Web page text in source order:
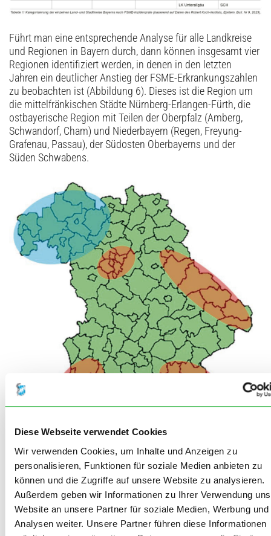
Diese Webseite verwendet Cookies
Wir verwenden Cookies, um Inhalte und Anzeigen zu
personalisieren, Funktionen für soziale Medien anbieten zu
können und die Zugriffe auf unsere Website zu analysieren.
Außerdem geben wir Informationen zu Ihrer Verwendung
Website an unsere Partner für soziale Medien, Werbung und
Analysen weiter. Unsere Partner führen diese Informationen
Führt man eine entsprechende Analyse für ­alle Landkreise
und Regionen in Bayern durch, dann können insgesamt vier
Regionen identifiziert werden, in denen in den letzten
Jahren ein deutlicher Anstieg der FSME-Erkrankungszahlen
zu beobachten ist (Abbildung 6). Dieses ist die ­Region um
die mittelfränkischen Städte Nürnberg-­Erlangen-Fürth, die
ostbayerische Region mit Teilen der Oberpfalz (Amberg,
Schwandorf, Cham) und Niederbayern (Regen, Freyung-
Grafenau, Passau), der Südosten Oberbayerns und der
Süden Schwabens.
Ähnliche Entwicklungen zeigen sich im Übrigen ebenfalls in
den an Bayern angrenzenden Regio­nen Österreichs
(Oberösterreich, Salzburg, Tirol, Vorarlberg), der Schweiz
und Baden-Württembergs (Landkreise Ravensburg,
Bodensee). Dahingegen ist die FSME in der Region